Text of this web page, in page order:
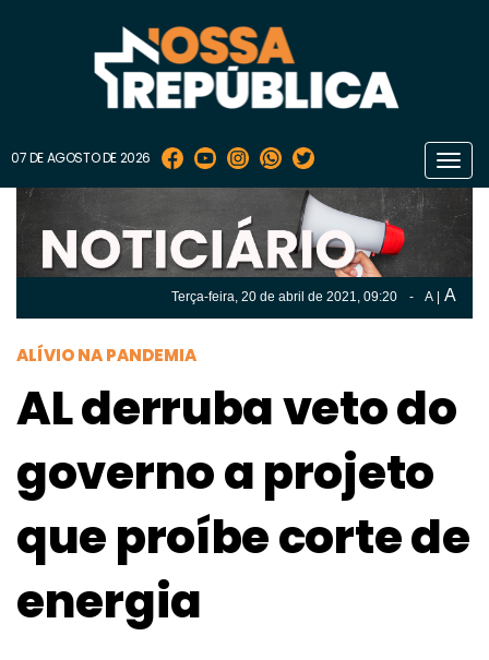
07 DE AGOSTO DE 2026
Terça-feira, 20 de abril de 2021, 09:20 - A A
ALÍVIO NA PANDEMIA
AL derruba veto do
governo a projeto
que proíbe corte de
energia